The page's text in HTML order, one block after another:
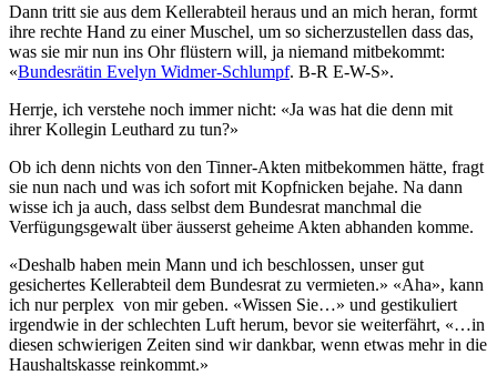
Dann tritt sie aus dem Kellerabteil heraus und an mich heran, formt
ihre rechte Hand zu einer Muschel, um so sicherzustellen dass das,
was sie mir nun ins Ohr flüstern will, ja niemand mitbekommt:
«Bundesrätin Evelyn Widmer-Schlumpf. B-R E-W-S».
Herrje, ich verstehe noch immer nicht: «Ja was hat die denn mit
ihrer Kollegin Leuthard zu tun?»
Ob ich denn nichts von den Tinner-Akten mitbekommen hätte, fragt
sie nun nach und was ich sofort mit Kopfnicken bejahe. Na dann
wisse ich ja auch, dass selbst dem Bundesrat manchmal die
Verfügungsgewalt über äusserst geheime Akten abhanden komme.
«Deshalb haben mein Mann und ich beschlossen, unser gut
gesichertes Kellerabteil dem Bundesrat zu vermieten.» «Aha», kann
ich nur perplex von mir geben. «Wissen Sie…» und gestikuliert
irgendwie in der schlechten Luft herum, bevor sie weiterfährt, «…in
diesen schwierigen Zeiten sind wir dankbar, wenn etwas mehr in die
Haushaltskasse reinkommt.»